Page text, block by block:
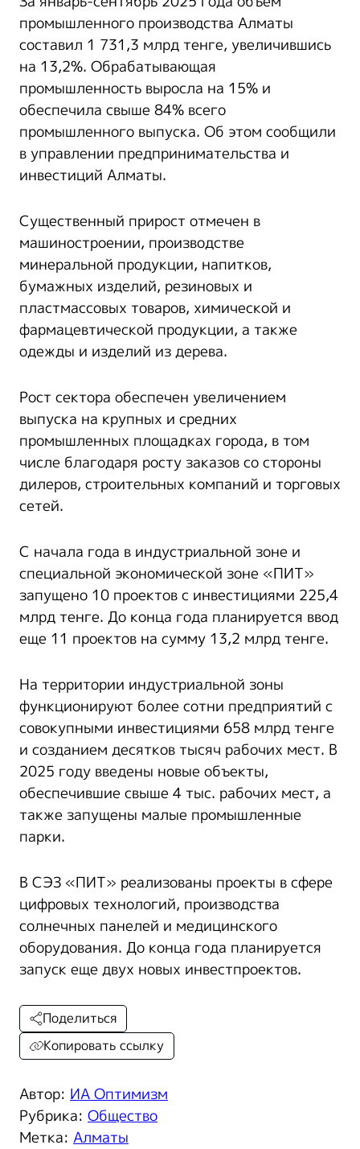
промышленного производства Алматы
составил 1 731,3 млрд тенге, увеличившись
на 13,2%. Обрабатывающая
промышленность выросла на 15% и
обеспечила свыше 84% всего
промышленного выпуска. Об этом сообщили
в управлении предпринимательства и
инвестиций Алматы.
Существенный прирост отмечен в
машиностроении, производстве
минеральной продукции, напитков,
бумажных изделий, резиновых и
пластмассовых товаров, химической и
фармацевтической продукции, а также
одежды и изделий из дерева.
Рост сектора обеспечен увеличением
выпуска на крупных и средних
промышленных площадках города, в том
числе благодаря росту заказов со стороны
дилеров, строительных компаний и торговых
сетей.
С начала года в индустриальной зоне и
специальной экономической зоне «ПИТ»
запущено 10 проектов с инвестициями 225,4
млрд тенге. До конца года планируется ввод
еще 11 проектов на сумму 13,2 млрд тенге.
На территории индустриальной зоны
функционируют более сотни предприятий с
совокупными инвестициями 658 млрд тенге
и созданием десятков тысяч рабочих мест. В
2025 году введены новые объекты,
обеспечившие свыше 4 тыс. рабочих мест, а
также запущены малые промышленные
парки.
В СЭЗ «ПИТ» реализованы проекты в сфере
цифровых технологий, производства
солнечных панелей и медицинского
оборудования. До конца года планируется
запуск еще двух новых инвестпроектов.
Автор: ИА Оптимизм
Рубрика: Общество
Метка: Алматы
Поделиться
Копировать ссылку